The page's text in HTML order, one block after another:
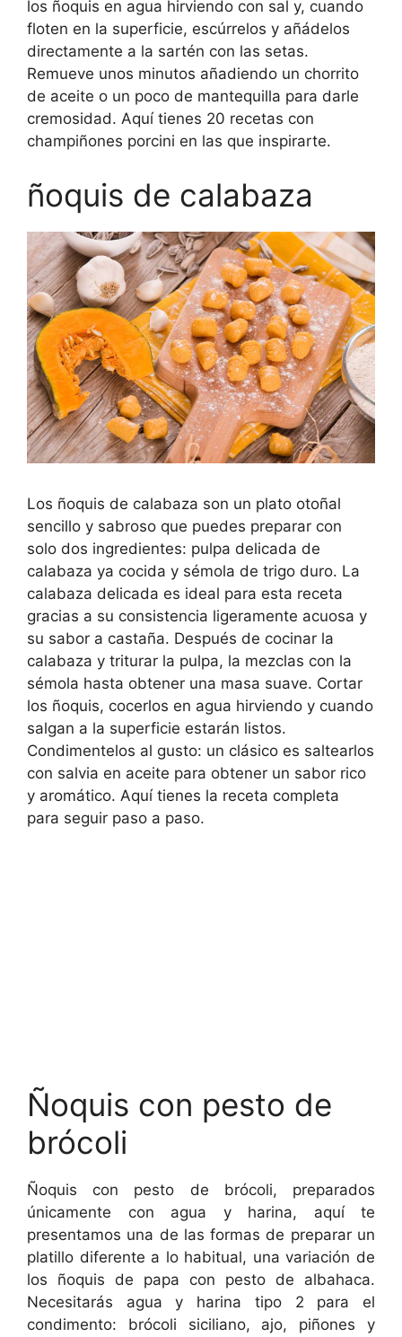
los ñoquis en agua hirviendo con sal y, cuando
floten en la superficie, escúrrelos y añádelos
directamente a la sartén con las setas.
Remueve unos minutos añadiendo un chorrito
de aceite o un poco de mantequilla para darle
cremosidad. Aquí tienes 20 recetas con
champiñones porcini en las que inspirarte.
ñoquis de calabaza
Los ñoquis de calabaza son un plato otoñal
sencillo y sabroso que puedes preparar con
solo dos ingredientes: pulpa delicada de
calabaza ya cocida y sémola de trigo duro. La
calabaza delicada es ideal para esta receta
gracias a su consistencia ligeramente acuosa y
su sabor a castaña. Después de cocinar la
calabaza y triturar la pulpa, la mezclas con la
sémola hasta obtener una masa suave. Cortar
los ñoquis, cocerlos en agua hirviendo y cuando
salgan a la superficie estarán listos.
Condimentelos al gusto: un clásico es saltearlos
con salvia en aceite para obtener un sabor rico
y aromático. Aquí tienes la receta completa
para seguir paso a paso.
Ñoquis con pesto de
brócoli
Ñoquis con pesto de brócoli, preparados
únicamente con agua y harina, aquí te
presentamos una de las formas de preparar un
platillo diferente a lo habitual, una variación de
los ñoquis de papa con pesto de albahaca.
Necesitarás agua y harina tipo 2 para el
condimento: brócoli siciliano, ajo, piñones y